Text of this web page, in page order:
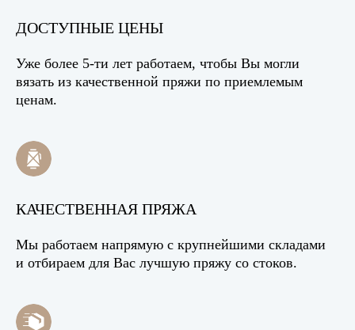
ДОСТУПНЫЕ ЦЕНЫ
Уже более 5-ти лет работаем, чтобы Вы могли
вязать из качественной пряжи по приемлемым
ценам.
КАЧЕСТВЕННАЯ ПРЯЖА
Мы работаем напрямую с крупнейшими складами
и отбираем для Вас лучшую пряжу со стоков.